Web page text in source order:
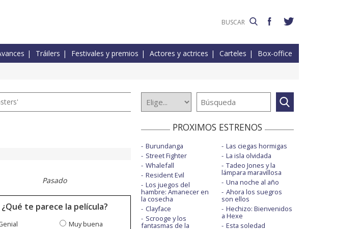
Tráilers Festivales y premios Actores y actrices Carteles Box-office
Pasado
¿Qué te parece la película?
Muy buena
PROXIMOS ESTRENOS
Burundanga
Street Fighter
Whalefall
Resident Evil
Los juegos del
hambre: Amanecer en
la cosecha
Clayface
Scrooge y los
fantasmas de la
Las ciegas hormigas
La isla olvidada
Tadeo Jones y la
lámpara maravillosa
Una noche al año
Ahora los suegros
son ellos
Hechizo: Bienvenidos
a Hexe
Esta soledad